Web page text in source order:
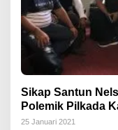
Sikap Santun
Polemik Pilkada
25 Januari 2021